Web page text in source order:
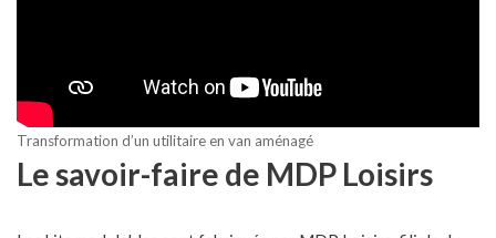
Transformation d’un utilitaire en van aménagé
Le savoir-faire de MDP Loisirs